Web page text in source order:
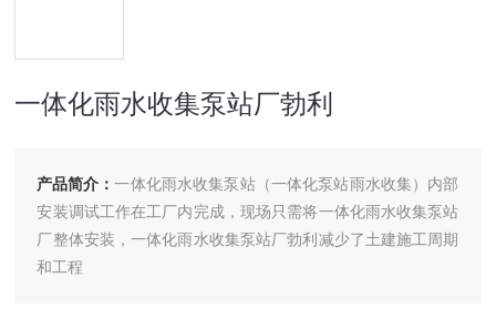
一体化雨水收集泵站厂勃利
产品简介：一体化雨水收集泵站（一体化泵站雨水收集）内部
安装调试工作在工厂内完成，现场只需将一体化雨水收集泵站
厂整体安装，一体化雨水收集泵站厂勃利减少了土建施工周期
和工程